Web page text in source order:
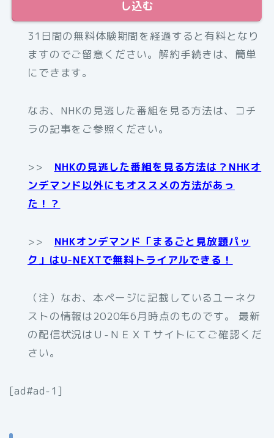
し込む
31日間の無料体験期間を経過すると有料となり
ますのでご留意ください。解約手続きは、簡単
にできます。
なお、NHKの見逃した番組を見る方法は、コチ
ラの記事をご参照ください。
>> NHKの見逃した番組を見る方法は？NHKオ
ンデマンド以外にもオススメの方法があっ
た！？
>> NHKオンデマンド「まるごと見放題パッ
ク」はU-NEXTで無料トライアルできる！
（注）なお、本ページに記載しているユーネク
ストの情報は2020年6月時点のものです。 最新
の配信状況はＵ-ＮＥＸＴサイトにてご確認くだ
さい。
[ad#ad-1]